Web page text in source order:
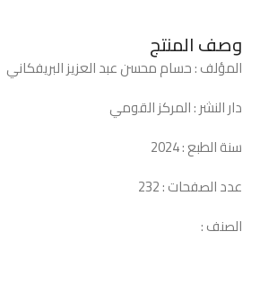
وصف المنتج
المؤلف : حسام محسن عبد العزيز البريفكاني
دار النشر : المركز القومي
سنة الطبع : 2024
عدد الصفحات : 232
الصنف :